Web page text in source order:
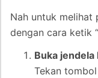
Nah untuk melihat
dengan cara ketik
Buka jendela
Tekan tombol